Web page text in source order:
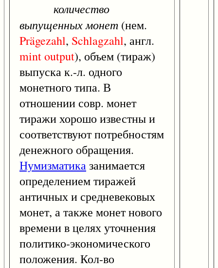
количество
выпущенных монет (нем.
Prägezahl, Schlagzahl, англ.
mintoutput), объем (тираж)
выпуска к.-л. одного
монетного типа. В
отношении совр. монет
тиражи хорошо известны и
соответствуют потребностям
денежного обращения.
Нумизматиказанимается
определением тиражей
античных и средневековых
монет, а также монет нового
времени в целях уточнения
политико-экономического
положения. Кол-во